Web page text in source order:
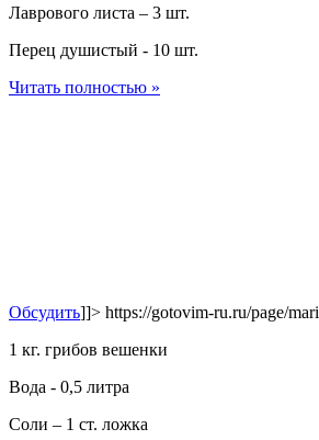
Лаврового листа – 3 шт.
Перец душистый - 10 шт.
Читать полностью »
Обсудить]]> https://gotovim-ru.ru/page/
1 кг. грибов вешенки
Вода - 0,5 литра
Соли – 1 ст. ложка